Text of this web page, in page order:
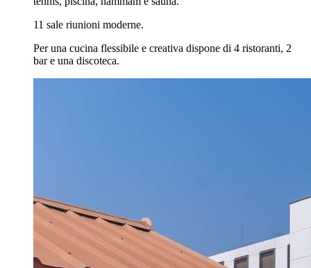
11 sale riunioni moderne.
Per una cucina flessibile e creativa dispone di 4 ristoranti, 2
bar e una discoteca.